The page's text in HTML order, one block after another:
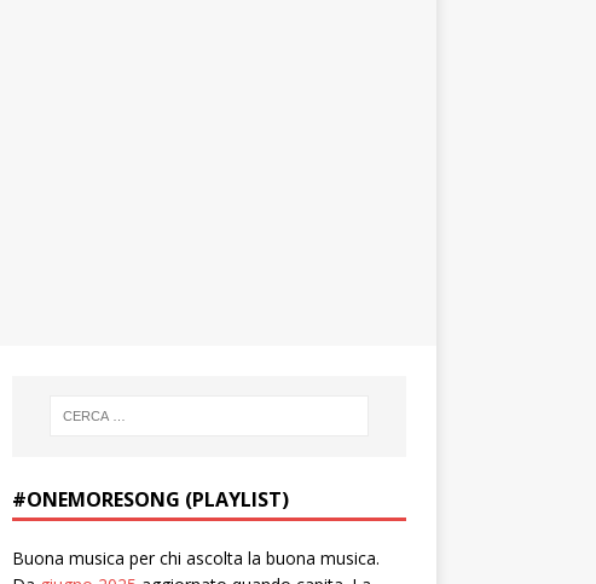
#ONEMORESONG (PLAYLIST)
Buona musica per chi ascolta la buona musica.